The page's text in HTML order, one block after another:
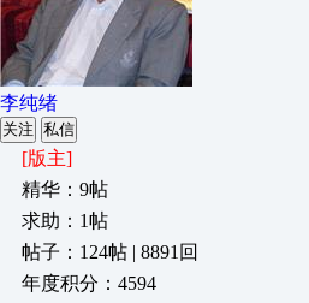
李纯绪
关注 私信
[版主]
精华：9帖
求助：1帖
帖子：124帖 | 8891回
年度积分：4594